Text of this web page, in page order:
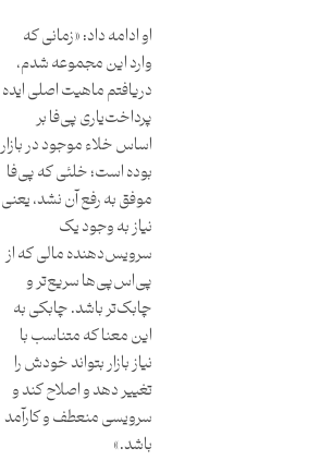
او ادامه داد: «زمانی که
وارد این مجموعه شدم،
دریافتم ماهیت اصلی ایده
پرداخت‌یاری پی‌فا بر
اساس خلاء موجود در بازار
بوده است؛ خلئی که پی‌فا
موفق به رفع آن نشد، یعنی
نیاز به وجود یک
سرویس‌دهنده مالی که از
پی‌اس‌پی‌ها سریع‌تر و
چابک‌تر باشد. چابکی به
این معنا که متناسب با
نیاز بازار بتواند خودش را
تغییر دهد و اصلاح کند و
سرویسی منعطف و کارآمد
باشد.»